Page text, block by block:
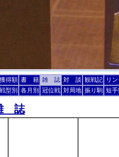
獲得額 書 籍 雑 誌 対 談 観戦記
リ
戦型別 各月別 冠位戦 対局地 振り駒 短手
誌